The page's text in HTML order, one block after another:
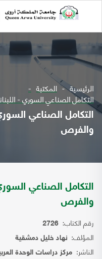
الرئيسية المكتبة
التكامل الصناعي السوري -
التكامل الصناعي
والفرص
التكامل الصناعي
والفرص
رقم الكتاب: 2726
المؤلف: نهاد خليل دمشقية
الناشر: مركز دراسات الوحدة